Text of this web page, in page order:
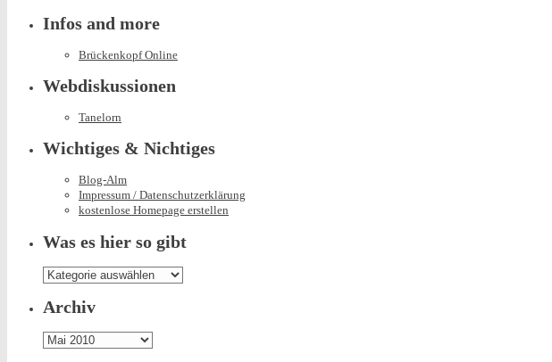
Infos and more
Brückenkopf Online
Webdiskussionen
Tanelorn
Wichtiges & Nichtiges
Blog-Alm
Impressum / Datenschutzerklärung
kostenlose Homepage erstellen
Was es hier so gibt
Was
es
hier
so
gibt
Archiv
Archiv